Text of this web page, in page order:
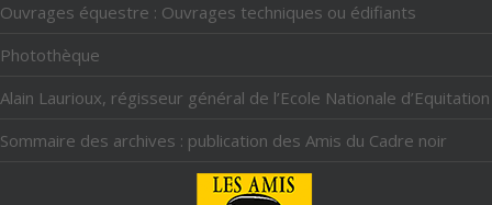
Ouvrages équestre : Ouvrages techniques ou édifiants
Photothèque
Alain Laurioux, régisseur général de l’Ecole Nationale d’Equitation
Sommaire des archives : publication des Amis du Cadre noir